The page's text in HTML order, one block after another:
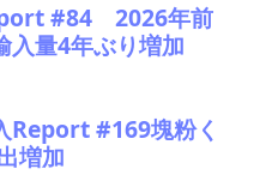
#84 2026年前
量4年ぶり増加
Report #169塊粉く
増加